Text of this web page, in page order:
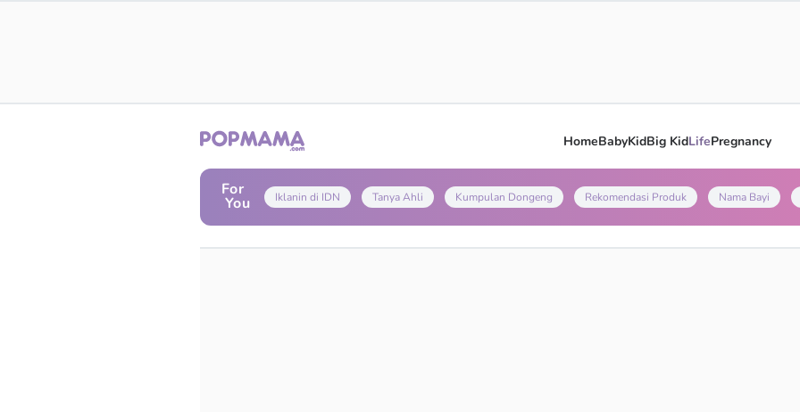
HomeBabyKidBig KidLifePregnancy
For
You Iklanin di IDN Tanya Ahli Kumpulan Dongeng Rekomendasi Produk Nama Bayi